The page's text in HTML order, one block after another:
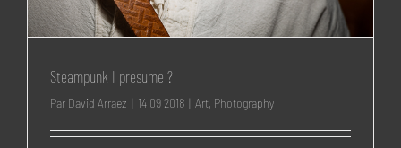
Steampunk I presume ?
Par David Arraez | 14 09 2018 | Art, Photography